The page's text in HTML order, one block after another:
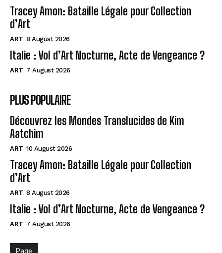
Tracey Amon: Bataille Légale pour Collection
d’Art
ART 8 August 2026
Italie : Vol d’Art Nocturne, Acte de Vengeance ?
ART 7 August 2026
PLUS POPULAIRE
Découvrez les Mondes Translucides de Kim
Aatchim
ART 10 August 2026
Tracey Amon: Bataille Légale pour Collection
d’Art
ART 8 August 2026
Italie : Vol d’Art Nocturne, Acte de Vengeance ?
ART 7 August 2026
Page